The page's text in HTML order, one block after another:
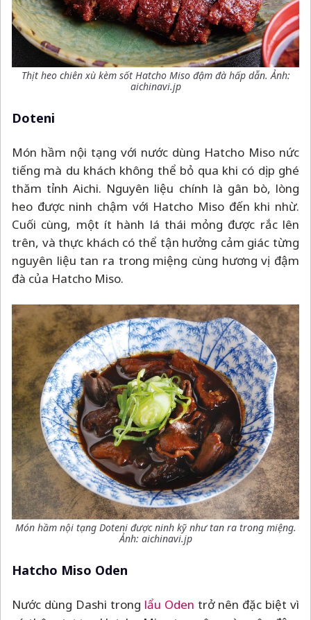
Thịt heo chiên xù kèm sốt Hatcho Miso đậm đà hấp dẫn. Ảnh:
aichinavi.jp
Doteni
Món hầm nội tạng với nước dùng Hatcho Miso nức
tiếng mà du khách không thể bỏ qua khi có dịp ghé
thăm tỉnh Aichi. Nguyên liệu chính là gân bò, lòng
heo được ninh chậm với Hatcho Miso đến khi nhừ.
Cuối cùng, một ít hành lá thái mỏng được rắc lên
trên, và thực khách có thể tận hưởng cảm giác từng
nguyên liệu tan ra trong miệng cùng hương vị đậm
đà của Hatcho Miso.
Món hầm nội tạng Doteni được ninh kỹ như tan ra trong miệng.
Ảnh: aichinavi.jp
Hatcho Miso Oden
Nước dùng Dashi trong lẩu Oden trở nên đặc biệt vì